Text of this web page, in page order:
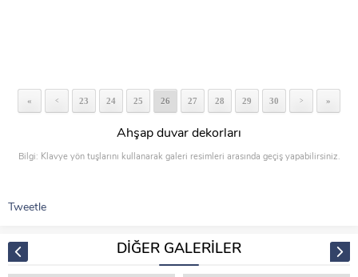
« < 23 24 25 26 27 28 29 30 > »
Ahşap duvar dekorları
Bilgi: Klavye yön tuşlarını kullanarak galeri resimleri arasında geçiş yapabilirsiniz.
Tweetle
DİĞER GALERİLER